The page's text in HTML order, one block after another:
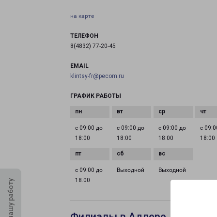
на карте
ТЕЛЕФОН
8(4832) 77-20-45
EMAIL
klintsy-fr@pecom.ru
ГРАФИК РАБОТЫ
с 09:00 до
18:00
с 09:00 до
18:00
с 09:00 до
18:00
с
18:00
с 09:00 до
18:00
Выходной Выходной